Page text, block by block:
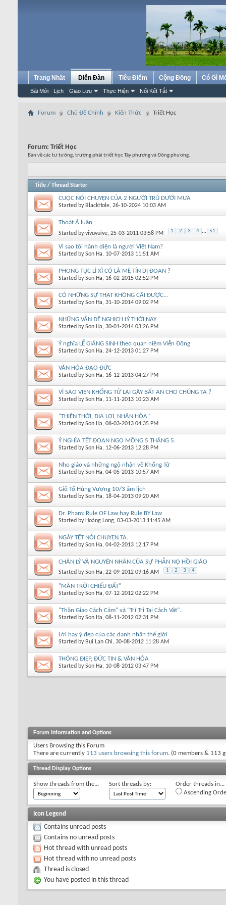
Trang Nhất Diễn Đàn
Bài Mới Lịch Giao Lưu Thực Hiện Nối Kết Tắt
Tiêu Điểm Cộng Đồng Có Gì
Forum Chủ Đề Chính Kiến Thức Triết Học
Forum: Triết Học
Bàn về các tư tưởng, trường phái triết học Tây phương và Đông phương.
Title / Thread Starter
CUỘC NÓI CHUYỆN CỦA 2 NGƯỜI TRÚ DƯỚI MƯA
Started by BlackHole, 26-10-2024 10:03 AM
Thoát Á luận
Started byvivuvuive, 25-03-2011 03:58 PM 1 2 3 4 ... 51
Vì sao tôi hãnh diện là người Việt Nam?
Started bySon Ha, 10-07-2013 11:51 AM
PHONG TỤC LÌ XÌ CÓ LÀ MÊ TÍN DỊ ĐOAN ?
Started bySon Ha, 16-02-2015 02:52 PM
CÓ NHỮNG SỰ THẬT KHÔNG CÃI ĐƯỢC...
Started bySon Ha, 31-10-2014 09:02 PM
NHỮNG VẤN ĐỀ NGHỊCH LÝ THỜI NAY
Started bySon Ha, 30-01-2014 03:26 PM
Ý nghĩa LỄ GIÁNG SINH theo quan niệm Viễn Đông
Started bySon Ha, 24-12-2013 01:27 PM
VĂN HÓA ĐẠO ĐỨC
Started bySon Ha, 16-12-2013 04:27 PM
VÌ SAO VIỆN KHỔNG TỬ LẠI GÂY BẤT AN CHO CHÚNG TA ?
Started bySon Ha, 11-11-2013 10:23 AM
"THIÊN THỜI, ĐỊA LỢI, NHÂN HÒA"
Started bySon Ha, 08-03-2013 04:35 PM
Ý NGHĨA TẾT ĐOAN NGỌ MỒNG 5 THÁNG 5.
Started bySon Ha, 12-06-2013 12:28 PM
Nho giáo và những ngộ nhận về Khổng Tử
Started bySon Ha, 04-05-2013 10:57 AM
Giổ Tổ Hùng Vương 10/3 âm lịch
Started bySon Ha, 18-04-2013 09:20 AM
Dr. Pham: Rule OF Law hay Rule BY Law
Started by Hoàng Long, 03-03-2013 11:45 AM
NGÀY TẾT NÓI CHUYỆN TA.
Started bySon Ha, 04-02-2013 12:17 PM
CHÂN LÝ VÀ NGUYÊN NHÂN CỦA SỰ PHẪN NỘ HỒI GIÁO
Started bySon Ha, 22-09-2012 09:16 AM 1 2 3 4
"MÀN TRỜI CHIẾU ĐẤT"
Started bySon Ha, 07-12-2012 02:22 PM
"Thần Giao Cách Cảm" và "Trí Tri Tại Cách Vật".
Started bySon Ha, 08-11-2012 02:31 PM
Lời hay ý đẹp của các danh nhân thế giới
Started by Bui Lan Chi, 30-08-2012 11:28 AM
THÔNG ĐIỆP, ĐỨC TIN & VĂN HÓA
Started bySon Ha, 10-08-2012 03:47 PM
Forum Information and Options
Users Browsing this Forum
There are currently 113 users browsing this forum. (0 members & 113
Thread Display Options
Show threads from the... Sort threads by:
Order threads in...
Ascending
Icon Legend
Contains unread posts
Contains no unread posts
Hot thread with unread posts
Hot thread with no unread posts
Thread is closed
You have posted in this thread